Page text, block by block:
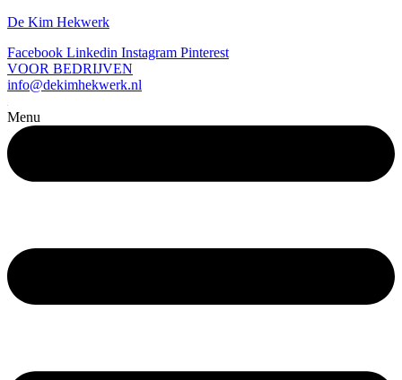
De Kim Hekwerk
Facebook Linkedin Instagram Pinterest
VOOR BEDRIJVEN
info@dekimhekwerk.nl
Menu